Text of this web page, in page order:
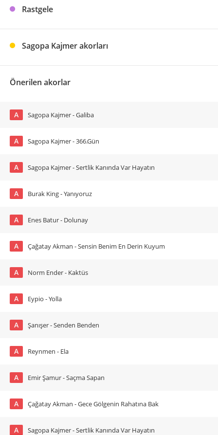
Rastgele
Sagopa Kajmer akorları
Önerilen akorlar
A Sagopa Kajmer - Galiba
A Sagopa Kajmer - 366.Gün
A Sagopa Kajmer - Sertlik Kanında Var Hayatın
A Burak King - Yanıyoruz
A Enes Batur - Dolunay
A Çağatay Akman - Sensin Benim En Derin Kuyum
A Norm Ender - Kaktüs
A Eypio - Yolla
A Şanışer - Senden Benden
A Reynmen - Ela
A Emir Şamur - Saçma Sapan
A Çağatay Akman - Gece Gölgenin Rahatına Bak
A Sagopa Kajmer - Sertlik Kanında Var Hayatın